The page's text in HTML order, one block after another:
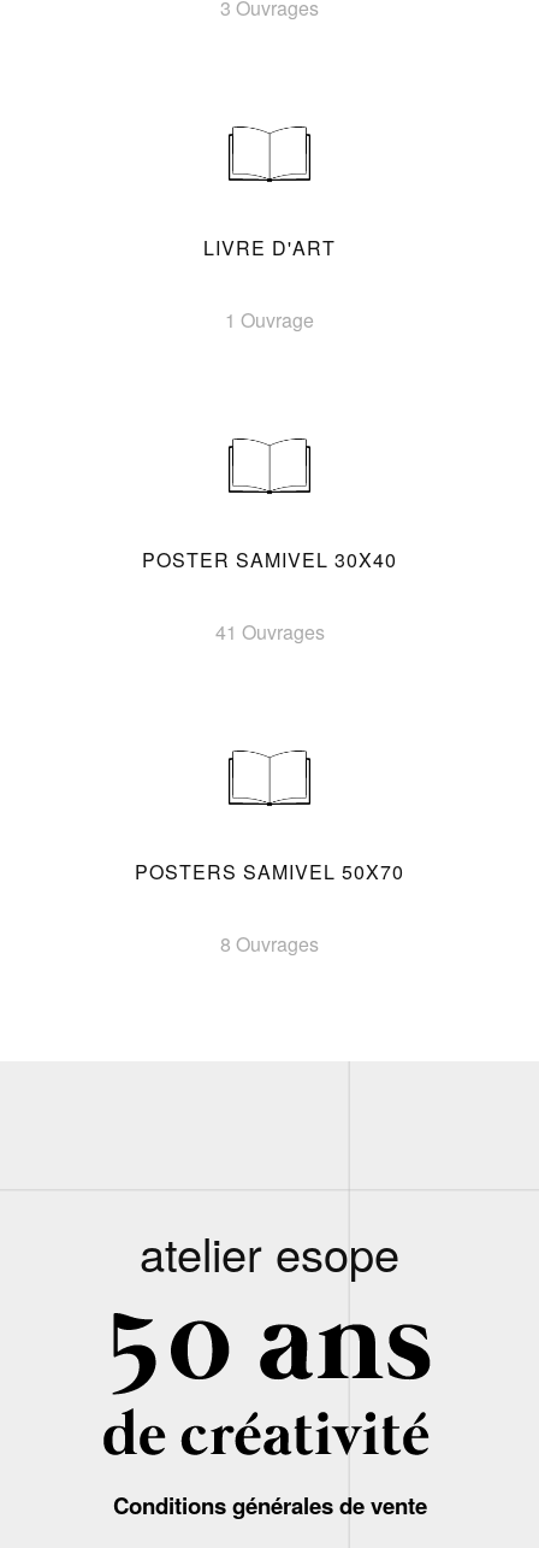
3 Ouvrages
LIVRE D'ART
1 Ouvrage
POSTER SAMIVEL 30X40
41 Ouvrages
POSTERS SAMIVEL 50X70
8 Ouvrages
atelier esope
Conditions générales de vente